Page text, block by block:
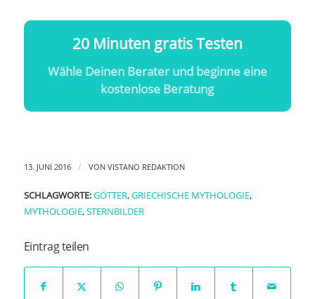
20 Minuten gratis Testen
Wähle Deinen Berater und beginne eine
kostenlose Beratung
13. JUNI 2016 / VON VISTANO REDAKTION
SCHLAGWORTE: GÖTTER,GRIECHISCHE MYTHOLOGIE,
MYTHOLOGIE,STERNBILDER
Eintrag teilen